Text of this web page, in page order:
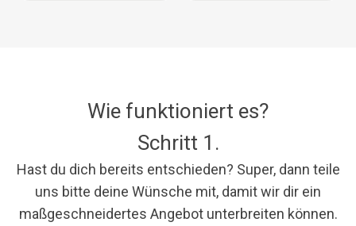
Wie funktioniert es?
Schritt 1.
Hast du dich bereits entschieden? Super, dann teile
uns bitte deine Wünsche mit, damit wir dir ein
maßgeschneidertes Angebot unterbreiten können.